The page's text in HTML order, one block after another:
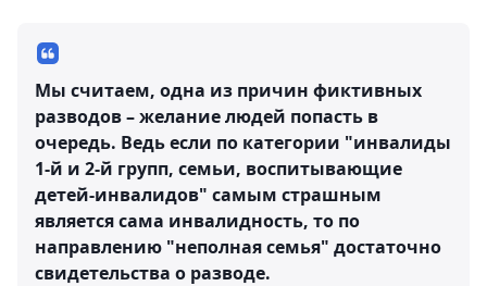
Мы считаем, одна из причин фиктивных
разводов – желание людей попасть в
очередь. Ведь если по категории "инвалиды
1-й и 2-й групп, семьи, воспитывающие
детей-инвалидов" самым страшным
является сама инвалидность, то по
направлению "неполная семья" достаточно
свидетельства о разводе.